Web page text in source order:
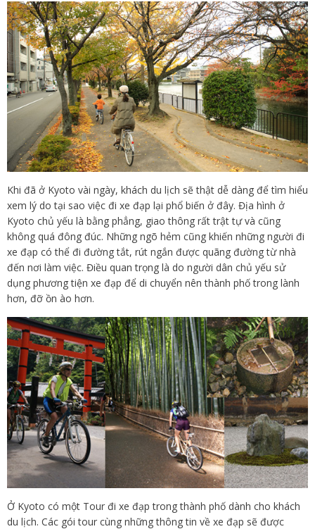
Khi đã ở Kyoto vài ngày, khách du lịch sẽ thật dễ dàng để tìm hiểu
xem lý do tại sao việc đi xe đạp lại phổ biến ở đây. Địa hình ở
Kyoto chủ yếu là bằng phẳng, giao thông rất trật tự và cũng
không quá đông đúc. Những ngõ hẻm cũng khiến những người đi
xe đạp có thể đi đường tắt, rút ngắn được quãng đường từ nhà
đến nơi làm việc. Điều quan trọng là do người dân chủ yếu sử
dụng phương tiện xe đạp để di chuyển nên thành phố trong lành
hơn, đỡ ồn ào hơn.
Ở Kyoto có một Tour đi xe đạp trong thành phố dành cho khách
du lịch. Các gói tour cùng những thông tin về xe đạp sẽ được